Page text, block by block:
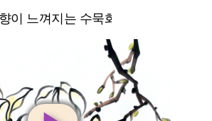
이 느껴지는 수묵화 초급 + 중급